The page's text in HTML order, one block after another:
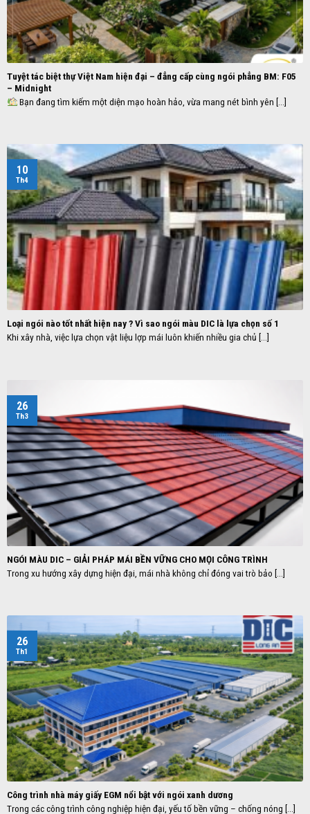
Tuyệt tác biệt thự Việt Nam hiện đại – đẳng cấp cùng ngói phẳng BM: F05
– Midnight
Bạn đang tìm kiếm một diện mạo hoàn hảo, vừa mang nét bình yên [...]
Loại ngói nào tốt nhất hiện nay ? Vì sao ngói màu DIC là lựa chọn số 1
Khi xây nhà, việc lựa chọn vật liệu lợp mái luôn khiến nhiều gia chủ [...]
10
Th4
NGÓI MÀU DIC – GIẢI PHÁP MÁI BỀN VỮNG CHO MỌI CÔNG TRÌNH
Trong xu hướng xây dựng hiện đại, mái nhà không chỉ đóng vai trò bảo [...]
26
Th3
Công trình nhà máy giấy EGM nổi bật với ngói xanh dương
Trong các công trình công nghiệp hiện đại, yếu tố bền vững – chống nóng [...]
26
Th1